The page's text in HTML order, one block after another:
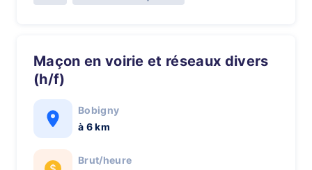
Maçon en voirie et réseaux divers
(h/f)
Bobigny
à 6 km
Brut/heure